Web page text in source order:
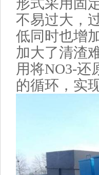
形式采用固
不易过大，
低同时也增
加大了清渣
用将NO3-还
的循环，实